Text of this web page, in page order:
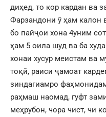
диҳед, то кор кардан ва
Фарзандони ӯ ҳам калон
бо пайҷои хона 4уним
ҳам 5 оила шуд ва ба
хонаи хусур меистам ва
тоқӣ, раиси ҷамоат
зиндагиамро
раҳмаш наомад, гуфт
меҳрубон, чора чист, чи